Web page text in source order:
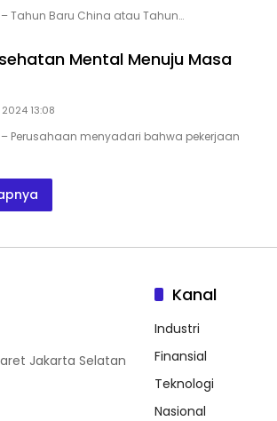
– Tahun Baru China atau Tahun…
Mental Menuju Masa
13:08
– Perusahaan menyadari bahwa pekerjaan
Jakarta Selatan
Kanal
Industri
Finansial
Teknologi
Nasional